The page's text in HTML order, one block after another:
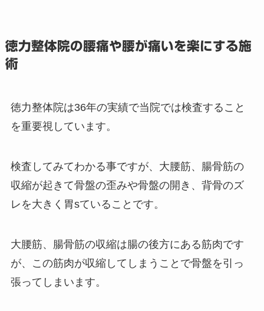
徳力整体院の腰痛や腰が痛いを楽にする施
術
徳力整体院は36年の実績で当院では検査すること
を重要視しています。
検査してみてわかる事ですが、大腰筋、腸骨筋の
収縮が起きて骨盤の歪みや骨盤の開き、背骨のズ
レを大きく胃sていることです。
大腰筋、腸骨筋の収縮は腸の後方にある筋肉です
が、この筋肉が収縮してしまうことで骨盤を引っ
張ってしまいます。